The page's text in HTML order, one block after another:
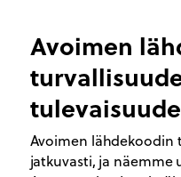
Avoimen
Avoimen lähdekoodin
jatkuvasti, ja näemme